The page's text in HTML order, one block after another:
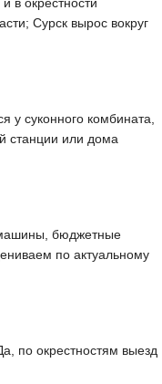
Сурск вырос вокруг
у суконного комбината,
станции или дома
бюджетные
по актуальному
по окрестностям выезд